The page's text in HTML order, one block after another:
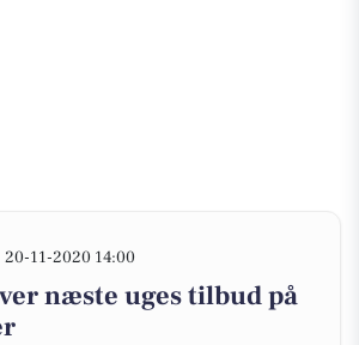
20-11-2020 14:00
næste uges tilbud på